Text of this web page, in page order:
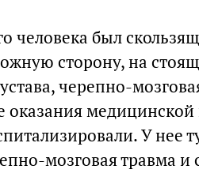
человека был
сторону, на
черепно-
оказания
У нее
мозговая травма и